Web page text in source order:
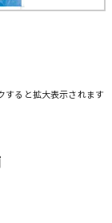
すると拡大表示されます